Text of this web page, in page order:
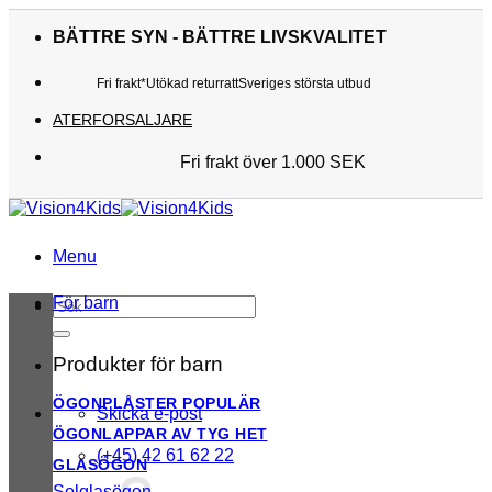
BÄTTRE SYN - BÄTTRE LIVSKVALITET
Fri frakt*Utökad returrattSveriges största utbud
ATERFORSALJARE
Fri frakt över 1.000 SEK
Kunderna älskar oss
Utökad returratt
Sveriges största utbud
Menu
Sök
efter:
Skicka e-post
(+45) 42 61 62 22
För barn
Produkter för barn
ÖGONPLÅSTER
ÖGONLAPPAR AV TYG
GLASÖGON